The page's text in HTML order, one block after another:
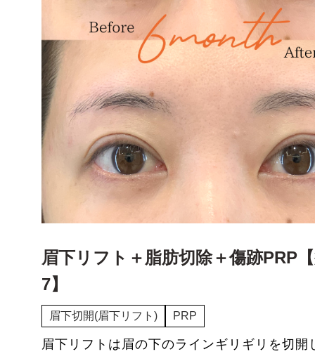
切開式前額・こめかみリフト
ー 眉下切開(眉下リフト)
ー 脂肪切除
ー 眉骨削り
眼瞼下垂
ー 切らない眼瞼下垂
ー
ー 目頭切開
ー クマ取り(経結膜脱脂法)、ハムラ法
ー 下眼瞼リフト
ー 目尻切開
たれ目形成
輪郭・たるみ
糸リフト
ー 顔脂肪吸引
ー バッカルファット切除
ー
ー フェイス・ネックリフト
鼻・口元
ー
ー 小鼻縮小
ボディ
眉下リフト＋脂肪切除＋傷跡PRP
7】
眉下切開(眉下リフト) PRP
眉下リフトは眉の下のラインギリギリを切開